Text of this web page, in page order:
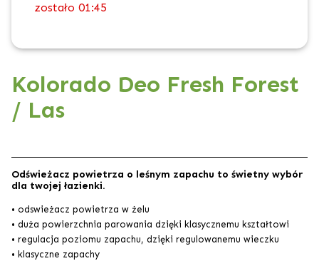
zostało 01:45
Kolorado Deo Fresh Forest
/ Las
Odświeżacz powietrza o leśnym zapachu to świetny wybór
dla twojej łazienki.
• odswieżacz powietrza w żelu
• duża powierzchnia parowania dzięki klasycznemu kształtowi
• regulacja poziomu zapachu, dzięki regulowanemu wieczku
• klasyczne zapachy